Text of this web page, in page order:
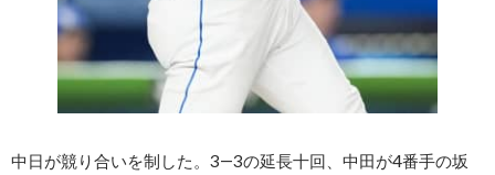
中日が競り合いを制した。3―3の延長十回、中田が4番手の坂